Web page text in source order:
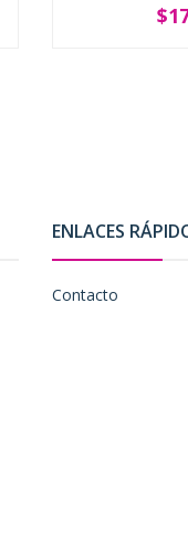
ENLACES
Contacto